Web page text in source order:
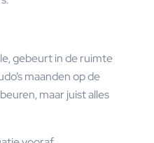
gebeurt in de ruimte
maanden op de
maar juist alles